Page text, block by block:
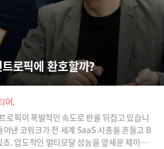
로픽에 환호할까?
어,
로픽이 폭발적인 속도로 판을 뒤집고 있습니
낸 코워크가 전 세계 SaaS 시총을 흔들고 B
. 압도적인 멀티모달 성능을 앞세운 제미나